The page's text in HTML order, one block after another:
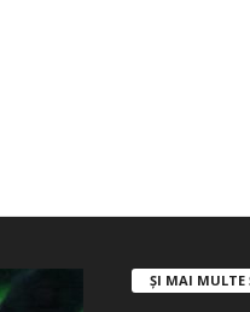
ȘI MAI MULTE